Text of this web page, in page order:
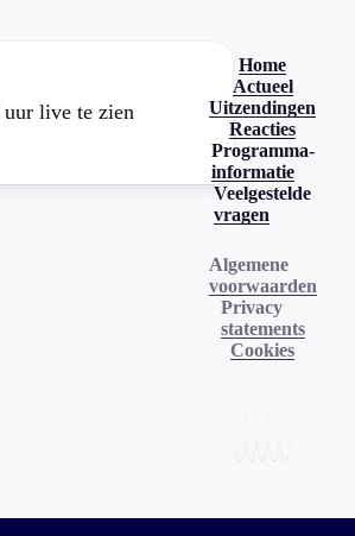
uur live te zien
Home
Actueel
Uitzendingen
Reacties
Programma-
informatie
Veelgestelde
vragen
Algemene
voorwaarden
Privacy
statements
Cookies